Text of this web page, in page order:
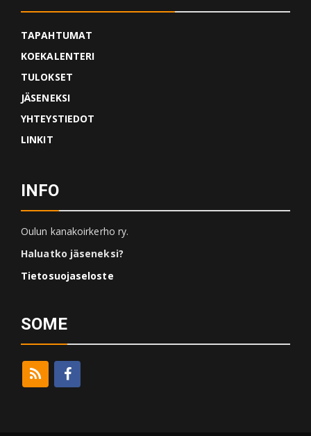
TAPAHTUMAT
KOEKALENTERI
TULOKSET
JÄSENEKSI
YHTEYSTIEDOT
LINKIT
INFO
Oulun kanakoirkerho ry.
Haluatko jäseneksi?
Tietosuojaseloste
SOME